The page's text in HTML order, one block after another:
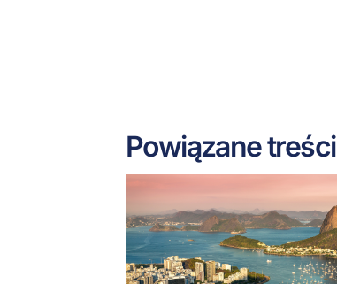
Powiązane treści